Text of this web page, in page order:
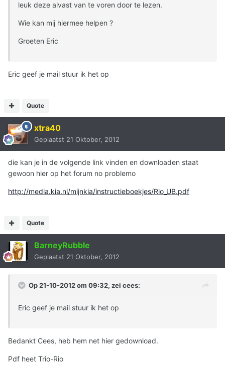
leuk deze alvast van te voren door te lezen.
Wie kan mij hiermee helpen ?
Groeten Eric
Eric geef je mail stuur ik het op
Quote
xtra40
Geplaatst 21 Oktober, 2012
die kan je in de volgende link vinden en downloaden staat
gewoon hier op het forum no problemo
http://media.kia.nl/mijnkia/instructieboekjes/Rio_UB.pdf
Quote
BarneyRubble
Geplaatst 21 Oktober, 2012
Op 21-10-2012 om 09:32, zei cees:
Eric geef je mail stuur ik het op
Bedankt Cees, heb hem net hier gedownload.
Pdf heet Trio-Rio